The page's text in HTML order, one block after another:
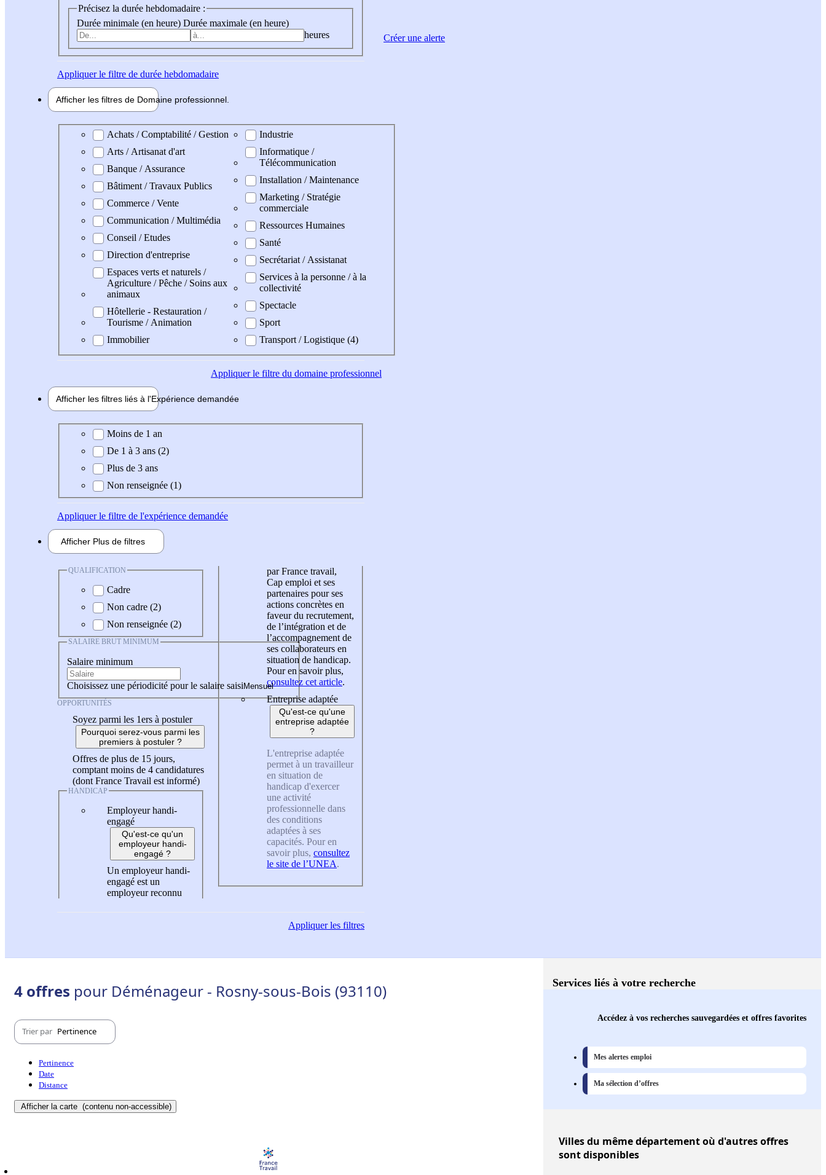
Précisez la durée hebdomadaire :
Durée minimale (en heure) Durée maximale (en heure)
heures
Appliquerle filtre de durée hebdomadaire
Afficher les filtres de Domaine professionnel
Domaine professionel
Achats / Comptabilité / Gestion
Arts / Artisanat d'art
Banque / Assurance
Bâtiment / Travaux Publics
Commerce / Vente
Communication / Multimédia
Conseil / Etudes
Direction d'entreprise
Espaces verts et naturels /
Agriculture / Pêche / Soins aux
animaux
Hôtellerie - Restauration /
Tourisme / Animation
Immobilier
Industrie
Informatique /
Télécommunication
Installation / Maintenance
Marketing / Stratégie
commerciale
Ressources Humaines
Santé
Secrétariat / Assistanat
Services à la personne / à la
collectivité
Spectacle
Sport
Transport / Logistique (4)
Appliquerle filtre du domaine professionnel
Afficher les filtres liés à l'Expérience demandée
Expérience demandée
Moins de 1 an
De 1 à 3 ans (2)
Plus de 3 ans
Non renseignée (1)
Appliquerle filtre de l'expérience demandée
Afficher Plus de filtres
QUALIFICATION
Cadre
Non cadre (2)
Non renseignée (2)
SALAIRE BRUT MINIMUM
Salaire minimum
Choisissez une périodicité pour le salaire saisi
OPPORTUNITÉS
Soyez parmi les 1ers à postuler
Pourquoi serez-vous parmi les
premiers à postuler ?
Offres de plus de 15 jours,
comptant moins de 4 candidatures
(dont France Travail est informé)
HANDICAP
Employeur handi-
engagé
Qu'est-ce qu'un
employeur handi-
engagé ?
Un employeur handi-
engagé est un
employeur reconnu
par France travail,
Cap emploi et ses
partenaires pour ses
actions concrètes en
faveur du recrutement,
de l’intégration et de
l’accompagnement de
ses collaborateurs en
situation de handicap.
Pour en savoir plus,
consultez cet article.
Entreprise adaptée
Qu'est-ce qu'une
entreprise adaptée
?
L'entreprise adaptée
permet à un travailleur
en situation de
handicap d'exercer
une activité
professionnelle dans
des conditions
adaptées à ses
capacités. Pour en
savoir plus, consultez
le site de l’UNEA.
Appliquerles filtres
Créer une alerte
4 offres pour Déménageur - Rosny-sous-Bois (93110)
Trier par Pertinence
Pertinence
Date
Distance
Afficher la carte (contenu non-accessible)
Services liés à votre recherche
Accédez à vos recherches sauvegardées et offres favorites
Mes alertes emploi
Ma sélection d’offres
Villesdu même département où d'autres offres
sont disponibles